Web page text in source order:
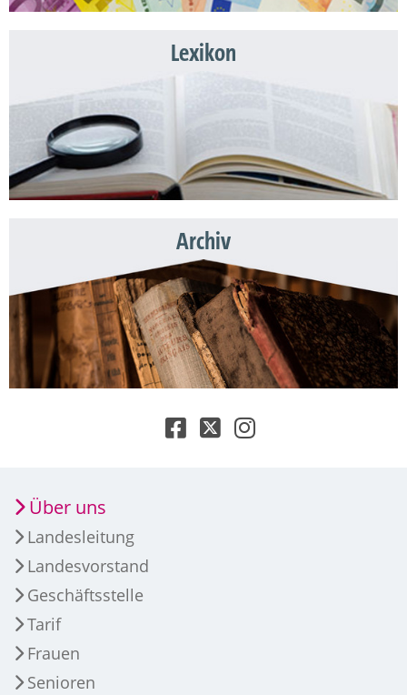
Lexikon
Archiv
Über uns
Landesleitung
Landesvorstand
Geschäftsstelle
Tarif
Frauen
Senioren